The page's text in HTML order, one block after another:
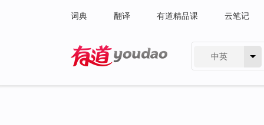
词典 翻译 有道精品课 云笔记
中英